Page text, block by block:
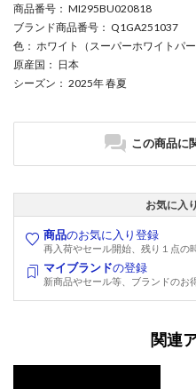
商品番号 ： MI295BU020818
ブランド商品番号 ： Q1GA251037
色 ： ホワイト（スーパーホワイトパ
原産国 ： 日本
シーズン ： 2025年 春夏
この商品に
お気に入
商品のお気に入り登録
再入荷やセール開始、残り１点の
マイブランドの登録
新商品やセール等、ブランドのお
関連